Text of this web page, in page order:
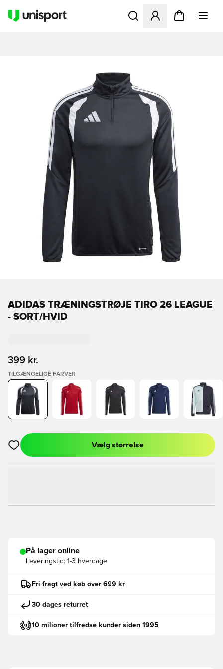
Åbner en Modal til at
ADIDAS TRÆNINGSTRØJE TIRO 26 LEAGUE
- SORT/HVID
399 kr.
TILGÆNGELIGE FARVER
Åbner en Modal til at logge ind eller tilmelde dig som medlem
Vælg størrelse
På lager online
Leveringstid: 1-3 hverdage
Fri fragt ved køb over 699 kr
30 dages returret
10 milioner tilfredse kunder siden 1995